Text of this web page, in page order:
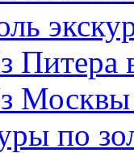
Питера
Москвы
по